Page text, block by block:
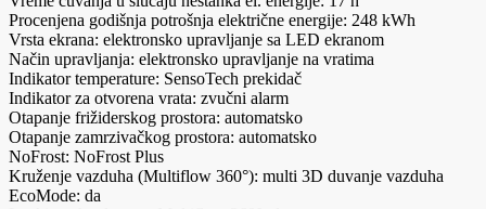
Procenjena godišnja potrošnja električne energije: 248 kWh
Vrsta ekrana: elektronsko upravljanje sa LED ekranom
Način upravljanja: elektronsko upravljanje na vratima
Indikator temperature: SensoTech prekidač
Indikator za otvorena vrata: zvučni alarm
Otapanje frižiderskog prostora: automatsko
Otapanje zamrzivačkog prostora: automatsko
NoFrost: NoFrost Plus
Kruženje vazduha (Multiflow 360°): multi 3D duvanje vazduha
EcoMode: da